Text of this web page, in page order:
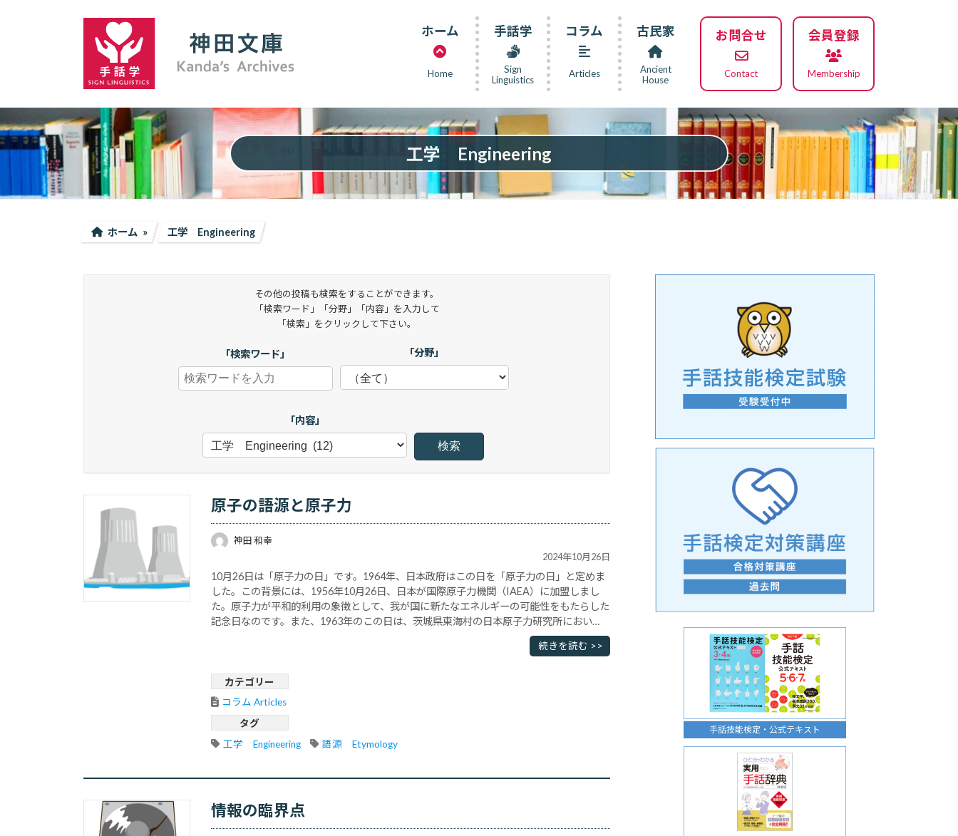
ス
キ
ッ
ン
に
移
ホーム
Home
手話学
Sign
Linguistics
コラム
Articles
古民家
Ancient
House
お問合せ
Contact
会員登録
Membership
工学 Engineering
ホーム 工学 Engineering
その他の投稿も検索をすることができます。
「検索ワード」「分野」「内容」を入力して
「検索」をクリックして下さい。
「検索ワード」 「分野」
「内容」
原子の語源と原子力
神田 和幸
2024年10月26日
10月26日は「原子力の日」です。1964年、日本政府はこの日を「原子力の日」と定めま
した。この背景には、1956年10月26日、日本が国際原子力機関（IAEA）に加盟しまし
た。原子力が平和的利用の象徴として、我が国に新たなエネルギーの可能性をもたらした
記念日なのです。また、1963年のこの日は、茨城県東海村の日本原子力研究所におい
て、日本初の原子力発電が行われました。動力試験炉（JPDR）と呼ば･･･
続きを読む >>
カテゴリー
コラム Articles
タグ
工学　Engineering
語源　Etymology
情報の臨界点
手話の言語学的特性に関する研究
手話技能検定・公式テキスト